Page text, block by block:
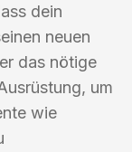
dein
neuen
das nötige
um
wie